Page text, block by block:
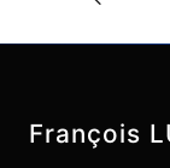
François